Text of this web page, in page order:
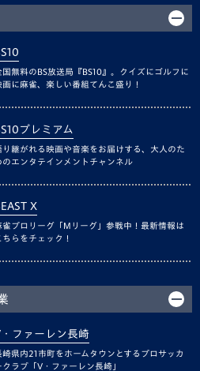
国無料のBS放送局『BS10』。クイズにゴルフに
画に麻雀、楽しい番組てんこ盛り！
プレミアム
り継がれる映画や音楽をお届けする、大人のた
のエンタテインメントチャンネル
X
雀プロリーグ「Mリーグ」参戦中！最新情報は
ちらをチェック！
ファーレン長崎
崎県内21市町をホームタウンとするプロサッカ
クラブ「V・ファーレン長崎」